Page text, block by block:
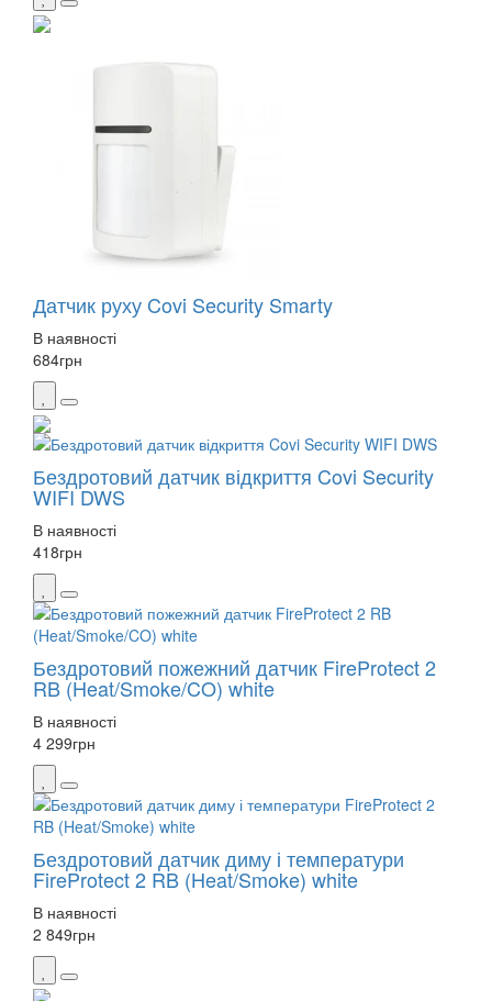
Датчик руху Covi Security Smarty
В наявності
684грн
Бездротовий датчик відкриття Covi Security
WIFI DWS
В наявності
418грн
Бездротовий пожежний датчик FireProtect 2
RB (Heat/Smoke/CO) white
В наявності
4 299грн
Бездротовий датчик диму і температури
FireProtect 2 RB (Heat/Smoke) white
В наявності
2 849грн